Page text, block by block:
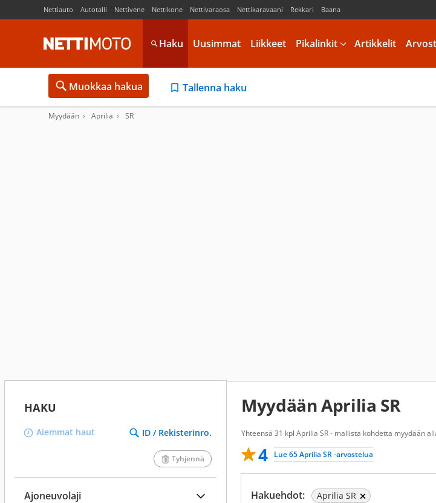
Nettiauto Autotalli Nettivene Nettikone Nettivaraosa Nettikaravaani Rekkari Baana
Haku Uusimmat Liikkeet Pikalinkit Artikkelit
Muokkaa hakua Tallenna haku
Myydään Aprilia SR
HAKU
Aiemmat haut ID / Rekisterinro.
Tyhjennä
Ajoneuvolaji
Myydään Aprilia SR
Yhteensä 31 kpl Aprilia SR - mallista kohdetta myydään
4 Lue 65 Aprilia SR -arvostelua
Hakuehdot: Aprilia SR